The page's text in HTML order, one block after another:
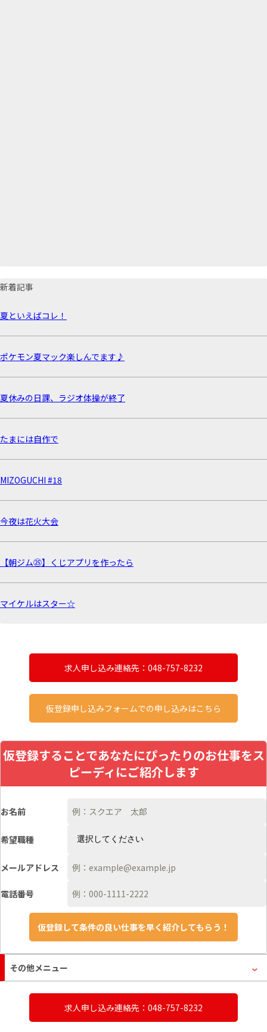
新着記事
夏といえばコレ！
ポケモン夏マック楽しんでます♪
夏休みの日課、ラジオ体操が終了
たまには自作で
MIZOGUCHI #18
今夜は花火大会
【朝ジム㉕】くじアプリを作ったら
マイケルはスター☆
求人申し込み連絡先：048-757-8232
仮登録申し込みフォームでの申し込みはこちら
仮登録することであなたにぴったりのお仕事をス
ピーディにご紹介します
お名前
希望職種
メールアドレス
電話番号
その他メニュー
求人申し込み連絡先：048-757-8232